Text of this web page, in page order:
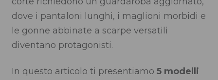
dove i pantaloni lunghi, i maglioni morbidi e
le gonne abbinate a scarpe versatili
diventano protagonisti.
In questo articolo ti presentiamo 5 modelli